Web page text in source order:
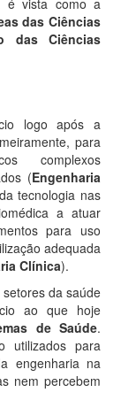
é vista como a
das Ciências
das Ciências
logo após a
para
complexos
(Engenharia
tecnologia nas
a atuar
para uso
adequada
Clínica).
da saúde
ao que hoje
de Saúde.
utilizados para
engenharia na
nem percebem